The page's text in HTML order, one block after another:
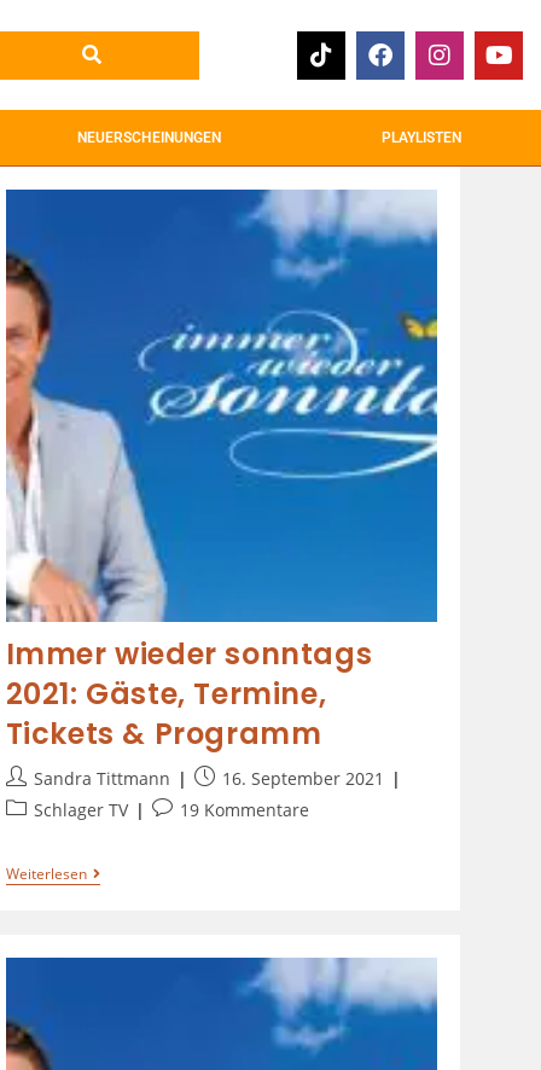
NEUERSCHEINUNGEN PLAYLISTEN
Immer wieder sonntags
2021: Gäste, Termine,
Tickets & Programm
Sandra Tittmann
16. September 2021
Schlager TV
19 Kommentare
Weiterlesen